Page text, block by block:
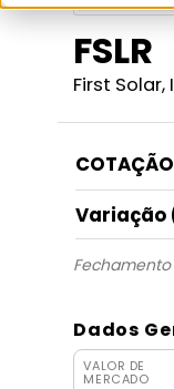
FSLR
First Solar,
Variação
Fechamento
Dados
VALOR DE
MERCADO